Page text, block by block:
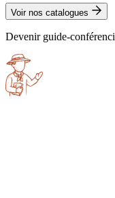
Voir nos catalogues
Devenir guide-